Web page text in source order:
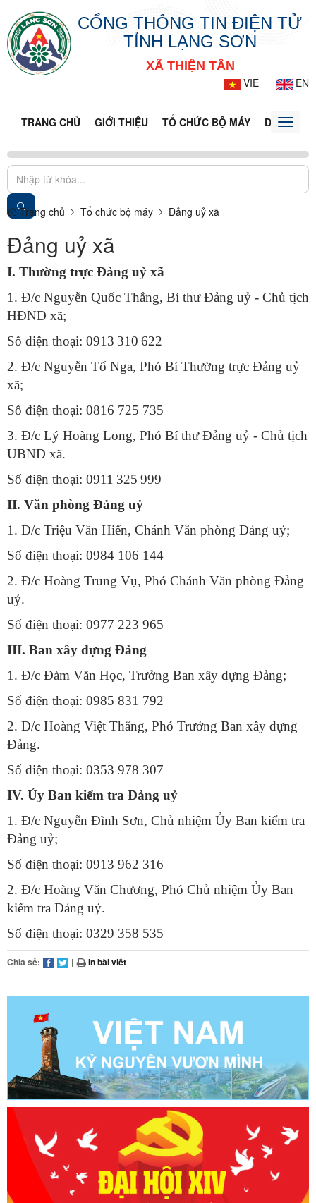
CỔNG THÔNG TIN ĐIỆN TỬ
TỈNH LẠNG SƠN
XÃ THIỆN TÂN
VIE
EN
TRANG CHỦ GIỚI THIỆU TỔ CHỨC BỘ MÁY DOANH
Toggle
Trang chủ Tổ chức bộ máy Đảng uỷ xã
Đảng uỷ xã
I. Thường trực Đảng uỷ xã
1. Đ/c Nguyễn Quốc Thắng, Bí thư Đảng uỷ - Chủ tịch
HĐND xã;
Số điện thoại: 0913 310 622
2. Đ/c Nguyễn Tố Nga, Phó Bí Thường trực Đảng uỷ
xã;
Số điện thoại: 0816 725 735
3. Đ/c Lý Hoàng Long, Phó Bí thư Đảng uỷ - Chủ tịch
UBND xã.
Số điện thoại: 0911 325 999
II. Văn phòng Đảng uỷ
1. Đ/c Triệu Văn Hiển, Chánh Văn phòng Đảng uỷ;
Số điện thoại: 0984 106 144
2. Đ/c Hoàng Trung Vụ, Phó Chánh Văn phòng Đảng
uỷ.
Số điện thoại: 0977 223 965
III. Ban xây dựng Đảng
1. Đ/c Đàm Văn Học, Trưởng Ban xây dựng Đảng;
Số điện thoại: 0985 831 792
2. Đ/c Hoàng Việt Thắng, Phó Trưởng Ban xây dựng
Đảng.
Số điện thoại: 0353 978 307
IV. Ủy Ban kiểm tra Đảng uỷ
1. Đ/c Nguyễn Đình Sơn, Chủ nhiệm Ủy Ban kiểm tra
Đảng uỷ;
Số điện thoại: 0913 962 316
2. Đ/c Hoàng Văn Chương, Phó Chủ nhiệm Ủy Ban
kiểm tra Đảng uỷ.
Số điện thoại: 0329 358 535
Chia sẻ: | In bài viết